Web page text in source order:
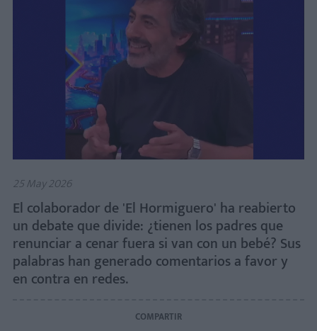
25 May 2026
El colaborador de 'El Hormiguero' ha reabierto
un debate que divide: ¿tienen los padres que
renunciar a cenar fuera si van con un bebé? Sus
palabras han generado comentarios a favor y
en contra en redes.
COMPARTIR